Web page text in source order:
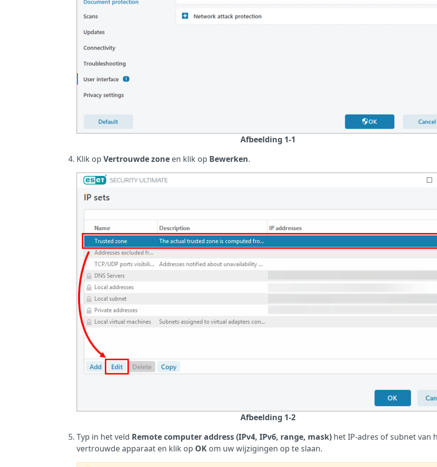
Afbeelding 1-1
Klik op Vertrouwde zone en klik op Bewerken.
Afbeelding 1-2
Typ in het veld Remote computer address (IPv4, IPv6, range, mask) het IP-adres of subnet van
vertrouwde apparaat en klik op OK om uw wijzigingen op te slaan.